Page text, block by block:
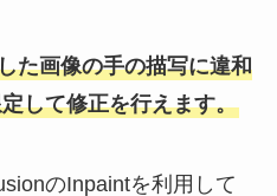
た画像の手の描写に違和
して修正を行えます。
のInpaintを利用して